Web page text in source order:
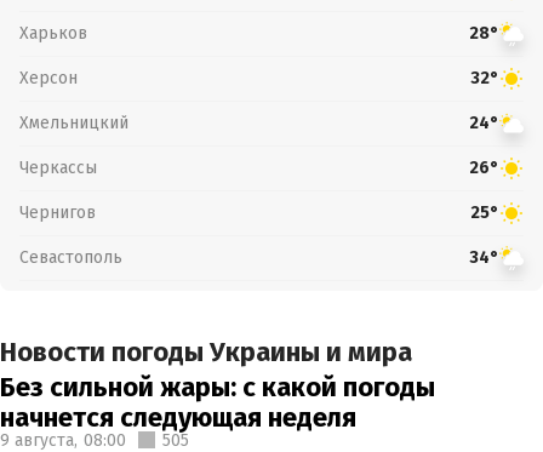
Харьков 28°
Херсон 32°
Хмельницкий 24°
Черкассы 26°
Чернигов 25°
Севастополь 34°
Новости погоды Украины и мира
Без сильной жары: с какой погоды
начнется следующая неделя
9 августа, 08:00 505